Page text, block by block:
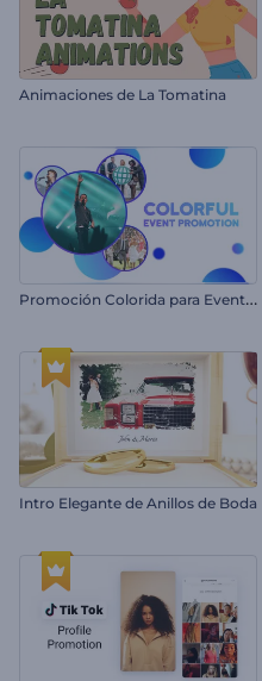
Animaciones de La Tomatina
P
romoción Colorida para Eventos
Intro Elegante de Anillos de Boda